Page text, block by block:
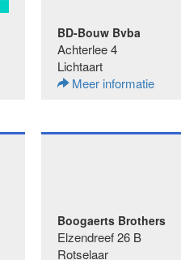
BD-Bouw Bvba
Achterlee 4
Lichtaart
Meer informatie
Boogaerts Brothers
Elzendreef 26 B
Rotselaar